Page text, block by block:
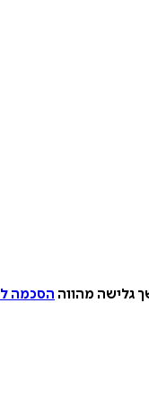
גלישה מהווה הסכמה